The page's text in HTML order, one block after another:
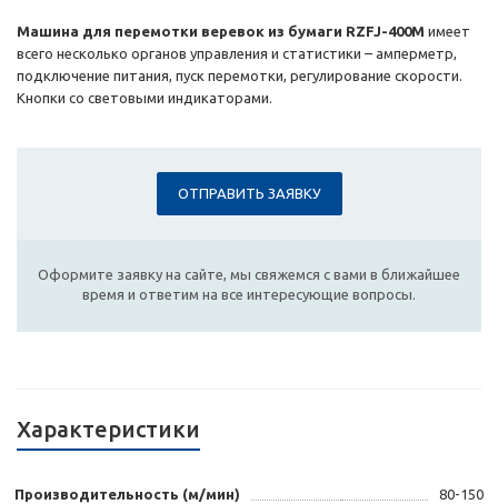
Машина для перемотки веревок из бумаги RZFJ-400M имеет
всего несколько органов управления и статистики – амперметр,
подключение питания, пуск перемотки, регулирование скорости.
Кнопки со световыми индикаторами.
ОТПРАВИТЬ ЗАЯВКУ
Оформите заявку на сайте, мы свяжемся с вами в ближайшее
время и ответим на все интересующие вопросы.
Характеристики
Производительность (м/мин) 80-150